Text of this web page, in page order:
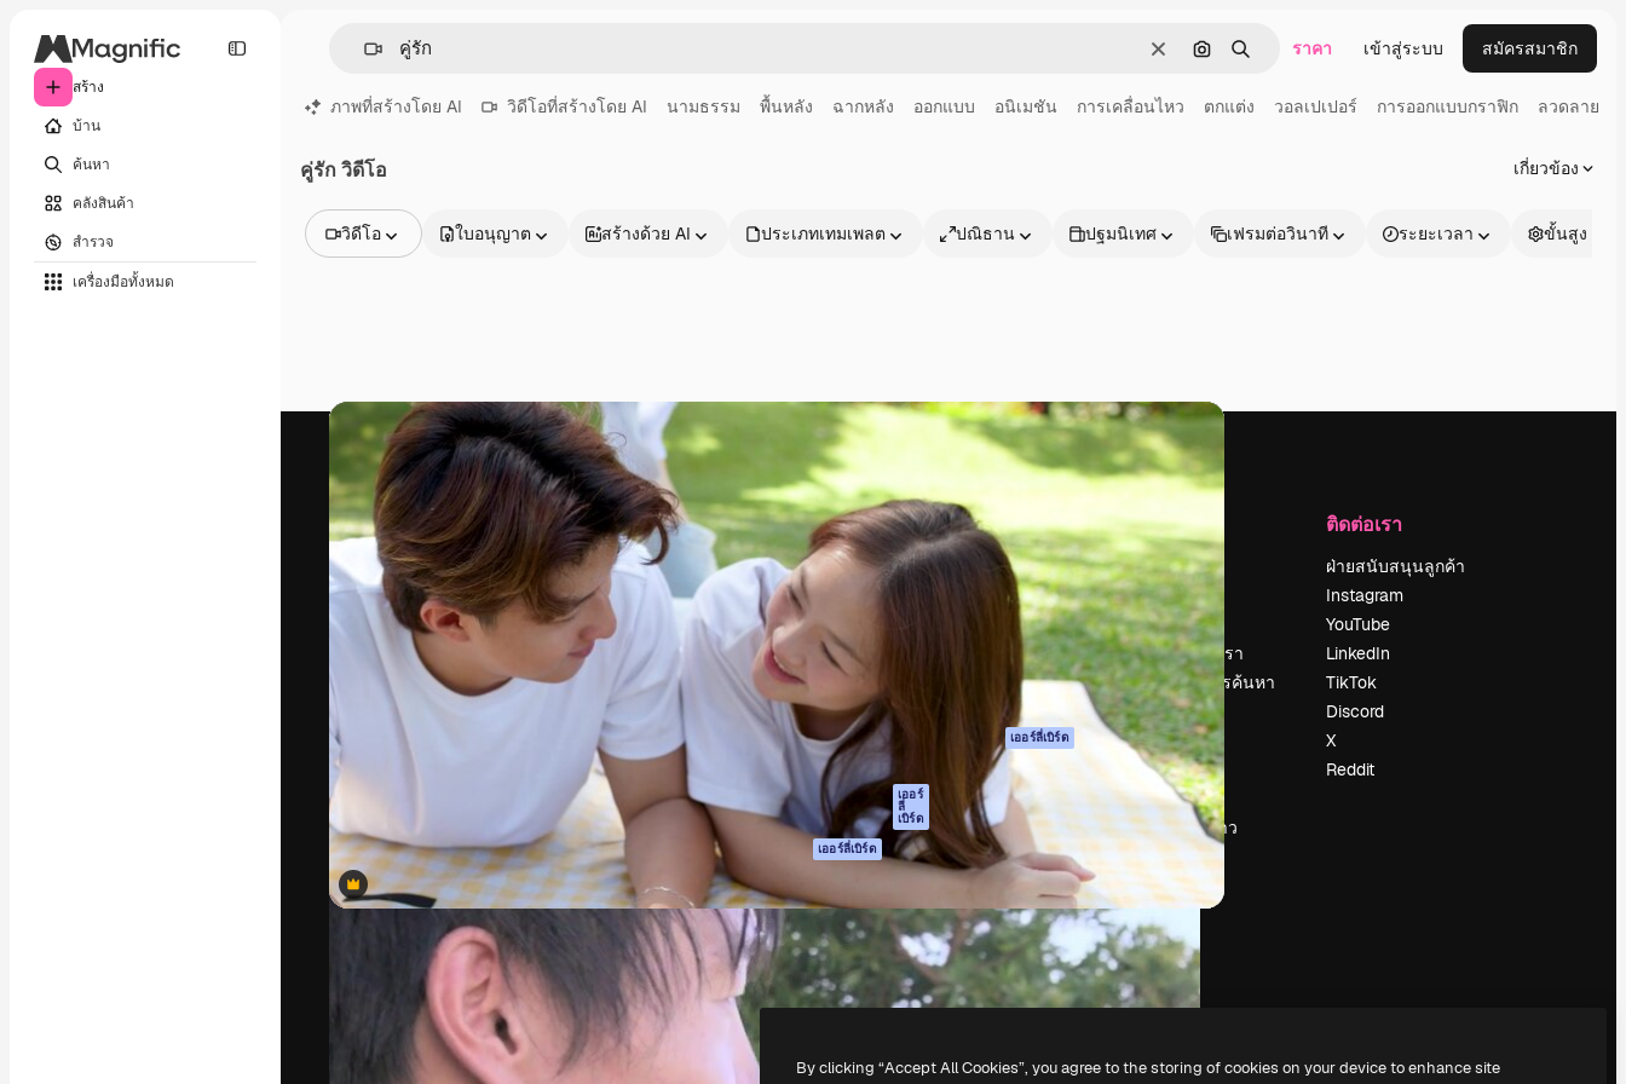
สร้าง
บ้าน
ค้นหา
คลังสินค้า
สำรวจ
เครื่องมือทั้งหมด
ชัดเจนค้นหาตามรูปภาพ
ค้นหา ราคา เข้าสู่ระบบ สมัครสมาชิก
ภาพที่สร้างโดย AI วิดีโอที่สร้างโดย AI นามธรรม พื้นหลัง ฉากหลัง ออกแบบ อนิเมชัน การเคลื่อนไหว ตกแต่ง วอลเปเปอร์ การออกแบบกราฟิก ลวดลาย
คู่รัก วิดีโอ เกี่ยวข้อง
วิดีโอ
วิดีโอ
คลิปวิดีโอ
โมชั่นกราฟิก
เทมเพลตวิดีโอ
ไอคอน
แบบจำลอง 3 มิติ
แบบอักษร
ใบอนุญาต สร้างด้วย AI ประเภทเทมเพลต ปณิธาน ปฐมนิเทศ เฟรมต่อวินาที ระยะเวลา ขั้นสูง
Premium
Premium
Premium
Premium
Premium
Premium
Premium
Premium
Premium
Premium
Premium
Premium
Premium
Premium
Premium
Premium
สร้างขึ้นโดย AI
Premium
Premium
Premium
Premium
Premium
Premium
Premium
Premium
Premium
Premium
Premium
Premium
สร้างขึ้นโดย AI
Premium
Premium
Premium
Premium
สร้างขึ้นโดย AI
Premium
Premium
Premium
Premium
Premium
Premium
Premium
Premium
Premium
Premium
Premium
Premium
สร้างขึ้นโดย AI
Premium
Premium
Premium
Premium
Premium
Premium
Premium
Premium
Premium
Premium
Premium
Premium
Premium
Premium
Premium
Premium
Premium
Premium
Premium
Premium
Premium
Premium
Premium
Premium
สร้างขึ้นโดย AI
Premium
Premium
Premium
Premium
สร้างขึ้นโดย AI
Premium
Premium
แพลตฟอร์มสร้างสรรค์เพื่อผลักดันผลงานที่ดี
ที่สุดของคุณ ผู้ใช้งานกว่า 1 ล้านราย
ครอบคลุมทั้งครีเอทีฟ, บริษัท, เอเจนซี และสตูดิ
โอ
ภาษาไทย
ผลิตภัณฑ์
Spaces
ผู้ช่วย AI
เครื่องมือสร้าง
รูปภาพด้วย AI
เครื่องมือสร้างวิดีโอ
ด้วย AI
เครื่องกำเนิดเสียง AI
สต็อกเนื้อหา
MCP สำหรับ
Claude/ChatGPT
เออร์
ลี่
เบิร์ด
Agents เออร์ลี่เบิร์ด
แอปมือถือ
เครื่องมือ Magnific
ทั้งหมด
เริ่มต้นใช้งาน
Academy
การสนับสนุน
เงื่อนไขการใช้งาน
นโยบายความเป็น
ต้นฉบับ เออร์ลี่เบิร์ด
นโยบายคุกกี้
ศูนย์ความน่าเชื่อถือ
พันธมิตร
ธุรกิจ
บริษัท
ราคา
เกี่ยวกับเรา
รีวิว
ร่วมงานกับเรา
แนวโน้มการค้นหา
บล็อก
กิจกรรม
Slidesgo
ขายเนื้อหา
ห้องแถลงข่าว
กำลังมองหา
magnific.ai
ติดต่อเรา
ฝ่ายสนับสนุนลูกค้า
Instagram
YouTube
LinkedIn
TikTok
Discord
X
Reddit
Copyright © 2010- Freepik Company S.L.U.สงวนลิขสิทธิ์
By clicking “Accept All Cookies”, you agree to the storing of cookies on your device to enhance site